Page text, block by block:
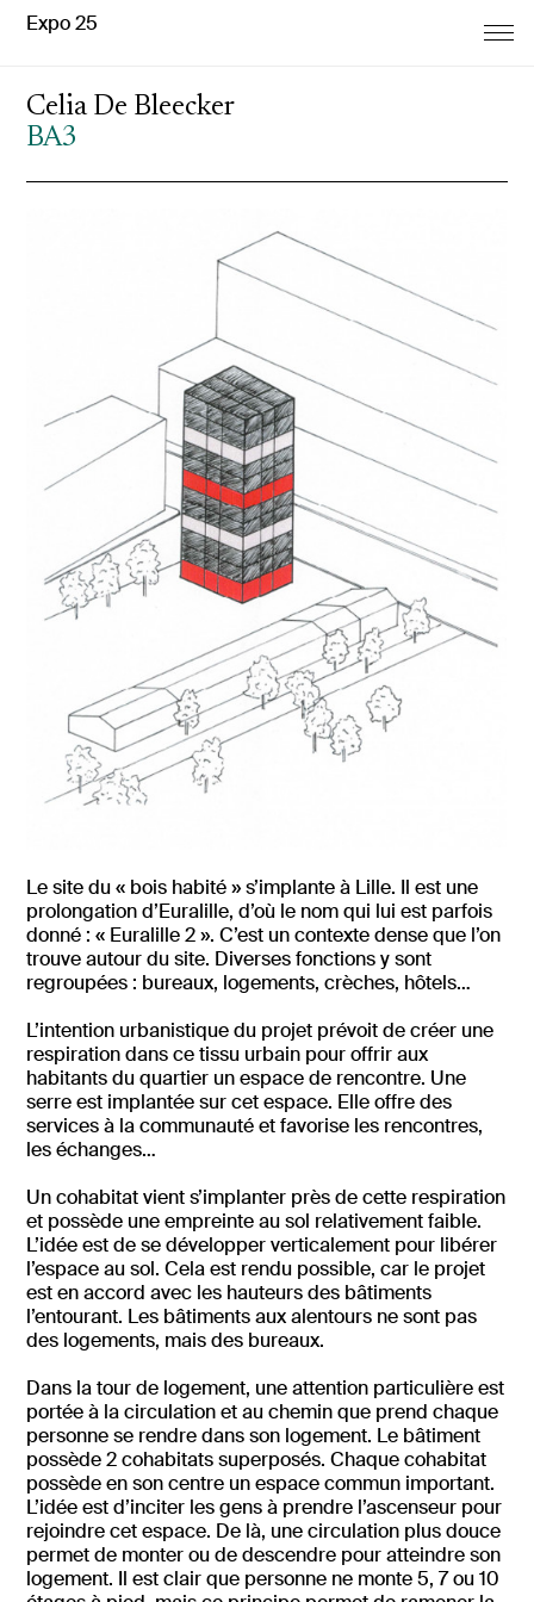
Expo 25
Celia De Bleecker
BA3
Le site du « bois habité » s’implante à Lille. Il est une
prolongation d’Euralille, d’où le nom qui lui est parfois
donné : « Euralille 2 ». C’est un contexte dense que l’on
trouve autour du site. Diverses fonctions y sont
regroupées : bureaux, logements, crèches, hôtels…
L’intention urbanistique du projet prévoit de créer une
respiration dans ce tissu urbain pour offrir aux
habitants du quartier un espace de rencontre. Une
serre est implantée sur cet espace. Elle offre des
services à la communauté et favorise les rencontres,
les échanges…
Un cohabitat vient s’implanter près de cette respiration
et possède une empreinte au sol relativement faible.
L’idée est de se développer verticalement pour libérer
l’espace au sol. Cela est rendu possible, car le projet
est en accord avec les hauteurs des bâtiments
l’entourant. Les bâtiments aux alentours ne sont pas
des logements, mais des bureaux.
Dans la tour de logement, une attention particulière est
portée à la circulation et au chemin que prend chaque
personne se rendre dans son logement. Le bâtiment
possède 2 cohabitats superposés. Chaque cohabitat
possède en son centre un espace commun important.
L’idée est d’inciter les gens à prendre l’ascenseur pour
rejoindre cet espace. De là, une circulation plus douce
permet de monter ou de descendre pour atteindre son
logement. Il est clair que personne ne monte 5, 7 ou 10